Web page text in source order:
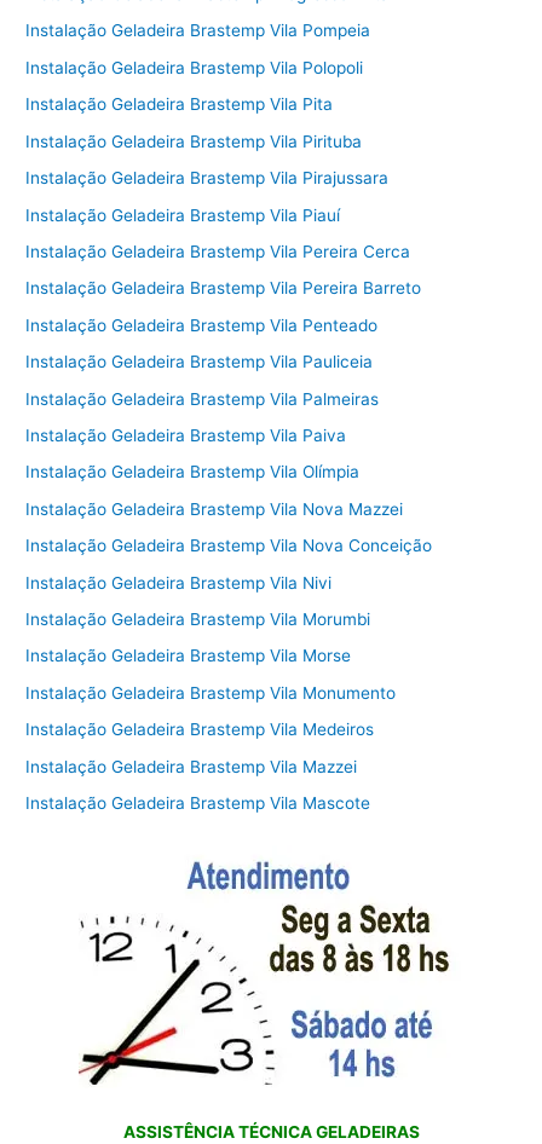
Instalação Geladeira Brastemp Vila Pompeia
Instalação Geladeira Brastemp Vila Polopoli
Instalação Geladeira Brastemp Vila Pita
Instalação Geladeira Brastemp Vila Pirituba
Instalação Geladeira Brastemp Vila Pirajussara
Instalação Geladeira Brastemp Vila Piauí
Instalação Geladeira Brastemp Vila Pereira Cerca
Instalação Geladeira Brastemp Vila Pereira Barreto
Instalação Geladeira Brastemp Vila Penteado
Instalação Geladeira Brastemp Vila Pauliceia
Instalação Geladeira Brastemp Vila Palmeiras
Instalação Geladeira Brastemp Vila Paiva
Instalação Geladeira Brastemp Vila Olímpia
Instalação Geladeira Brastemp Vila Nova Mazzei
Instalação Geladeira Brastemp Vila Nova Conceição
Instalação Geladeira Brastemp Vila Nivi
Instalação Geladeira Brastemp Vila Morumbi
Instalação Geladeira Brastemp Vila Morse
Instalação Geladeira Brastemp Vila Monumento
Instalação Geladeira Brastemp Vila Medeiros
Instalação Geladeira Brastemp Vila Mazzei
Instalação Geladeira Brastemp Vila Mascote
ASSISTÊNCIA TÉCNICA GELADEIRAS